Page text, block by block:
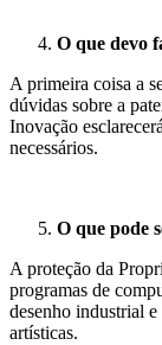
O que devo
A primeira coisa a
dúvidas sobre a
Inovação
necessários.
O que pode
A proteção da
programas de
desenho industrial
artísticas.